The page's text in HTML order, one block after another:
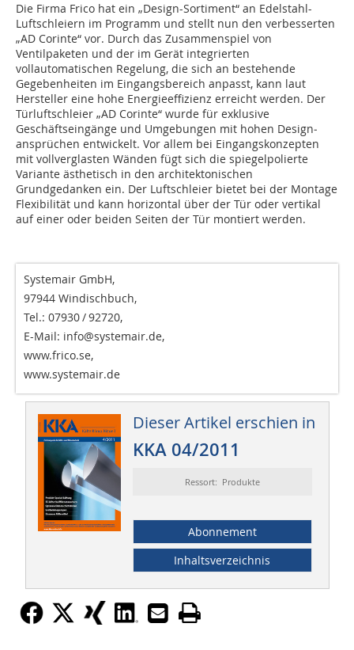
Die Firma Frico hat ein „Design-Sortiment“ an Edelstahl-
Luftschleiern im Programm und stellt nun den verbesserten
„AD Corinte“ vor. Durch das Zusammenspiel von
Ventilpaketen und der im Gerät integrierten
vollautomatischen Regelung, die sich an bestehende
Gegebenheiten im Eingangsbereich anpasst, kann laut
Hersteller eine hohe Energieeffizienz erreicht werden. Der
Türluftschleier „AD Corinte“ wurde für exklusive
Geschäftseingänge und Umgebungen mit hohen Design­
ansprüchen entwickelt. Vor allem bei Eingangskonzepten
mit vollverglasten Wänden fügt sich die spiegelpolierte
Variante ästhetisch in den architektonischen
Grundgedanken ein. Der Luftschleier bietet bei der Montage
Flexibilität und kann horizontal über der Tür oder vertikal
auf einer oder beiden Seiten der Tür montiert werden.
Systemair GmbH,
97944 Windischbuch,
Tel.: 07930 / 92720,
E-Mail: info@systemair.de,
www.frico.se,
www.systemair.de
Dieser Artikel erschien in
KKA 04/2011
Ressort: Produkte
Abonnement
Inhaltsverzeichnis